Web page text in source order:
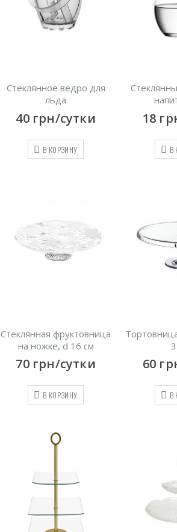
Стеклянное ведро для
льда
40 грн/сутки
В КОРЗИНУ
18
В
Стеклянная фруктовница
на ножке, d 16 см
70 грн/сутки
В КОРЗИНУ
60
В